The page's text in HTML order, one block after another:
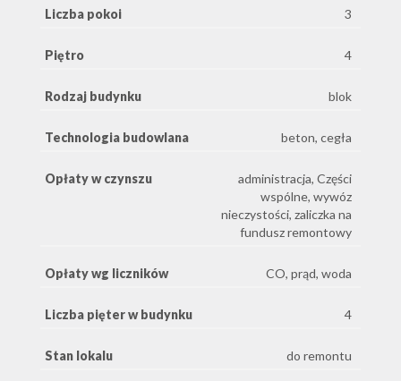
Liczba pokoi 3
Piętro 4
Rodzaj budynku blok
Technologia budowlana beton, cegła
Opłaty w czynszu
administracja, Części
wspólne, wywóz
nieczystości, zaliczka na
fundusz remontowy
Opłaty wg liczników CO, prąd, woda
Liczba pięter w budynku 4
Stan lokalu do remontu